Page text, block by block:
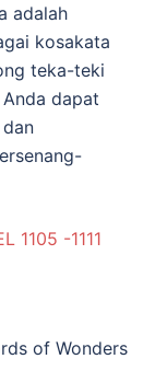
adalah
kosakata
teka-teki
Anda dapat
1105 -1111
of Wonders